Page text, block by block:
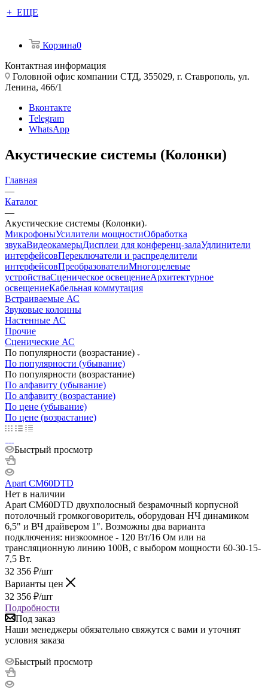
+ ЕЩЕ
Корзина0
Контактная информация
Головной офис компании СТД, 355029, г. Ставрополь, ул.
Ленина, 466/1
Вконтакте
Telegram
WhatsApp
Акустические системы (Колонки)
Главная
—
Каталог
—
Акустические системы (Колонки)
МикрофоныУсилители мощностиОбработка
звукаВидеокамерыДисплеи для конференц-залаУдлинители
интерфейсовПереключатели и распределители
интерфейсовПреобразователиМногоцелевые
устройстваСценическое освещениеАрхитектурное
освещениеКабельная коммутация
Встраиваемые АС
Звуковые колонны
Настенные АС
Прочие
Сценические АС
По популярности (возрастание)
По популярности (убывание)
По популярности (возрастание)
По алфавиту (убывание)
По алфавиту (возрастание)
По цене (убывание)
По цене (возрастание)
Быстрый просмотр
Apart CM60DTD
Нет в наличии
Apart CM60DTD двухполосный безрамочный корпусной
потолочный громкоговоритель, оборудован НЧ динамиком
6,5" и ВЧ драйвером 1". Возможны два варианта
подключения: низкоомное - 120 Вт/16 Ом или на
трансляционную линию 100В, с выбором мощности 60-30-15-
7,5 Вт.
32 356 ₽/шт
Варианты цен
32 356 ₽/шт
Подробности
Под заказ
Наши менеджеры обязательно свяжутся с вами и уточнят
условия заказа
Быстрый просмотр